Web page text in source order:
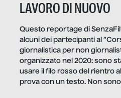
LAVORO DI NUOVO
Questo reportage di
alcuni dei partecipanti al
giornalistica per non
organizzato nel 2020: sono
usare il filo rosso del rientro
prova con un testo. Non